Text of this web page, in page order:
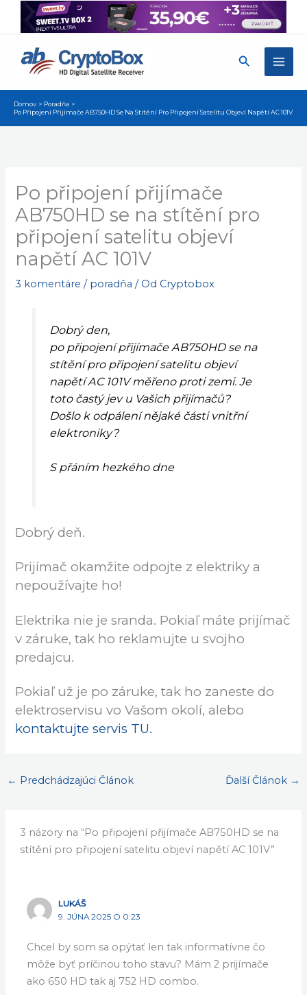
Preskočiť
Hľadať
Domov
Poradňa
Po Připojení Přijímače AB750HD Se Na Stítění Pro Připojení Satelitu Objeví Napětí AC 101V
Po připojení přijímače
AB750HD se na stítění pro
připojení satelitu objeví
napětí AC 101V
3 komentáre / poradňa / Od Cryptobox
Dobrý den,
po připojení přijímače AB750HD se na
stítění pro připojení satelitu objeví
napětí AC 101V měřeno proti zemi. Je
toto častý jev u Vašich přijímačů?
Došlo k odpálení nějaké části vnitřní
elektroniky?
S přáním hezkého dne
Dobrý deň.
Prijímač okamžite odpojte z elektriky a
nepoužívajte ho!
Elektrika nie je sranda. Pokiaľ máte prijímač
v záruke, tak ho reklamujte u svojho
predajcu.
Pokiaľ už je po záruke, tak ho zaneste do
elektroservisu vo Vašom okolí, alebo
kontaktujte servis TU.
← Predchádzajúci Článok Ďalší Článok →
3 názory na “Po připojení přijímače AB750HD se na
stítění pro připojení satelitu objeví napětí AC 101V”
LUKÁŠ
9. JÚNA 2025 O 0:23
Chcel by som sa opýtať len tak informatívne čo
môže byť príčinou toho stavu? Mám 2 prijímače
ako 650 HD tak aj 752 HD combo.